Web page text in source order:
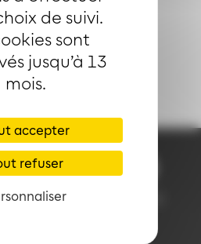
de suivi.
sont
jusqu’à 13
mois.
accepter
refuser
2
03 89 66 77 77
du lundi au vendredi de